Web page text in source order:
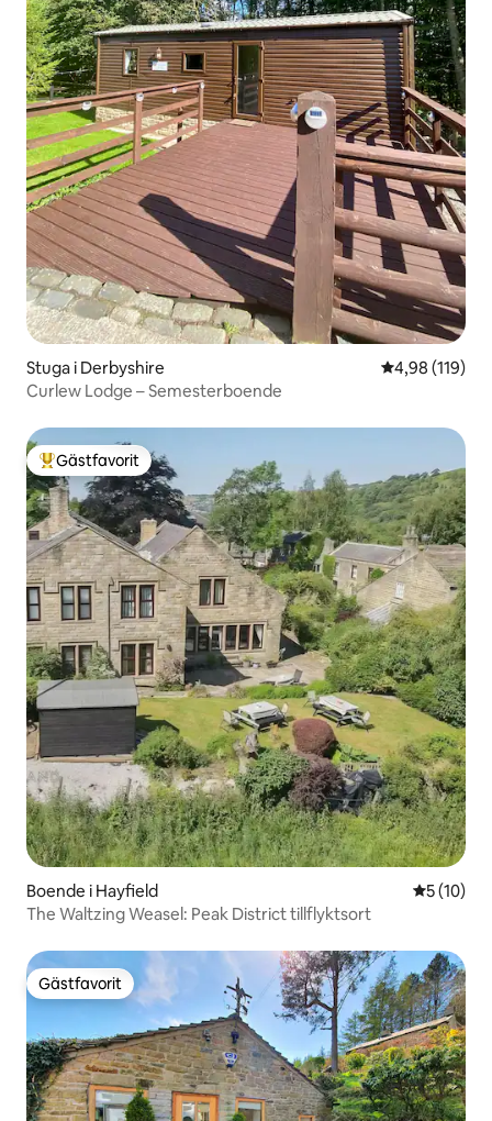
Stuga i Derbyshire 4,98 av 5 i
4,98 (119)
Curlew Lodge – Semesterboende
Populär gästfavorit
Gästfavorit
Boende i Hayfield 5 av 5 i
5 (10)
The Waltzing Weasel: Peak District tillflyktsort
Gästfavorit
Gästfavorit